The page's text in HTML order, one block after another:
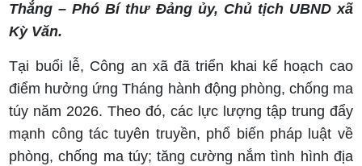
Thắng – Phó Bí thư Đảng ủy, Chủ tịch UBND xã
Kỳ Văn.
Tại buổi lễ, Công an xã đã triển khai kế hoạch cao
điểm hưởng ứng Tháng hành động phòng, chống ma
túy năm 2026. Theo đó, các lực lượng tập trung đẩy
mạnh công tác tuyên truyền, phổ biến pháp luật về
phòng, chống ma túy; tăng cường nắm tình hình địa